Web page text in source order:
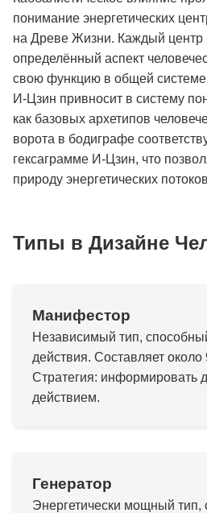
понимание энергетических
на Древе Жизни. Каждый центр
определённый аспект
свою функцию в общей
И-Цзин привносит в систему
как базовых архетипов
ворота в бодиграфе
гексаграмме И-Цзин, что
природу энергетических
Типы в Дизайне
Манифестор
Независимый тип,
действия. Составляет около
Стратегия: информировать
действием.
Генератор
Энергетически мощный